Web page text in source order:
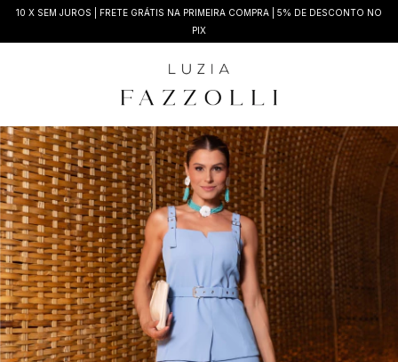
10 X SEM JUROS | FRETE GRÁTIS NA PRIMEIRA COMPRA | 5% DE DESCONTO NO
PIX